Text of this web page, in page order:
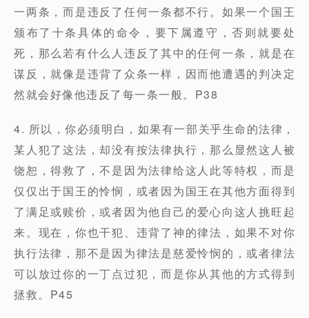
一两条，而是违反了任何一条都不行。如果一个国王
颁布了十条具体的命令，要下属遵守，否则就要处
死，那么若有什么人违反了其中的任何一条，就是在
谋反，就像是违背了众条一样，因而他遭遇的判决定
然就会好像他违反了每一条一般。P38
4. 所以，你必须明白，如果有一部关乎生命的法律，
某人犯了这法，却没有按法律执行，那么显然这人被
饶恕，得救了，不是因为法律给这人此等特权，而是
仅仅出于国王的怜悯，或者因为国王在其他方面得到
了满足或赎价，或者因为他自己的爱心向这人挑旺起
来。现在，你也干犯、违背了神的律法，如果不对你
执行法律，那不是因为律法是慈爱怜悯的，或者律法
可以放过你的一丁点过犯，而是你从其他的方式得到
拯救。P45